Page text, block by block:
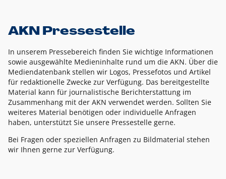
AKN Pressestelle
In unserem Pressebereich finden Sie wichtige Informationen
sowie ausgewählte Medieninhalte rund um die AKN. Über die
Mediendatenbank stellen wir Logos, Pressefotos und Artikel
für redaktionelle Zwecke zur Verfügung. Das bereitgestellte
Material kann für journalistische Berichterstattung im
Zusammenhang mit der AKN verwendet werden. Sollten Sie
weiteres Material benötigen oder individuelle Anfragen
haben, unterstützt Sie unsere Pressestelle gerne.
Bei Fragen oder speziellen Anfragen zu Bildmaterial stehen
wir Ihnen gerne zur Verfügung.